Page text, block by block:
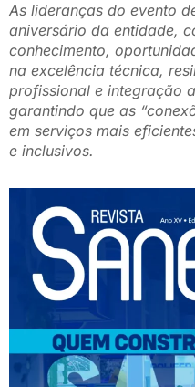
As lideranças do evento
aniversário da entidade,
conhecimento,
na excelência técnica,
profissional e integração
garantindo que as
em serviços mais
e inclusivos.